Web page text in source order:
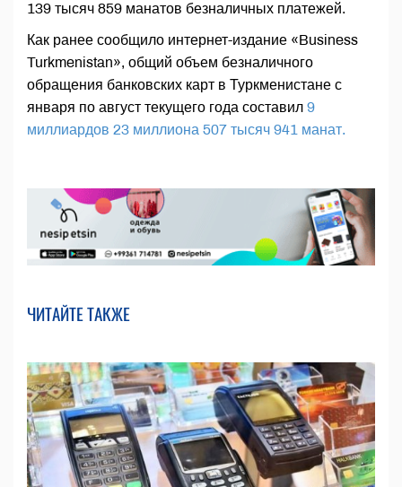
139 тысяч 859 манатов безналичных платежей.
Как ранее сообщило интернет-издание «Business
Turkmenistan», общий объем безналичного
обращения банковских карт в Туркменистане с
января по август текущего года составил 9
миллиардов 23 миллиона 507 тысяч 941 манат.
ЧИТАЙТЕ ТАКЖЕ